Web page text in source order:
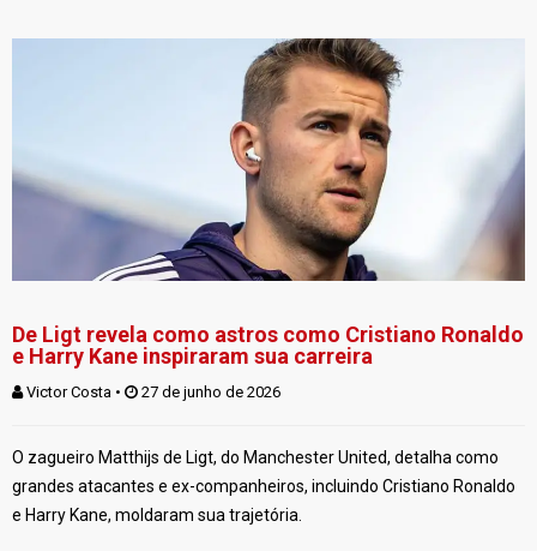
De Ligt revela como astros como Cristiano Ronaldo
e Harry Kane inspiraram sua carreira
Victor Costa • 27 de junho de 2026
O zagueiro Matthijs de Ligt, do Manchester United, detalha como
grandes atacantes e ex-companheiros, incluindo Cristiano Ronaldo
e Harry Kane, moldaram sua trajetória.